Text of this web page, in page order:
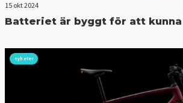
15 okt 2024
Batteriet är byggt för att
nyheter